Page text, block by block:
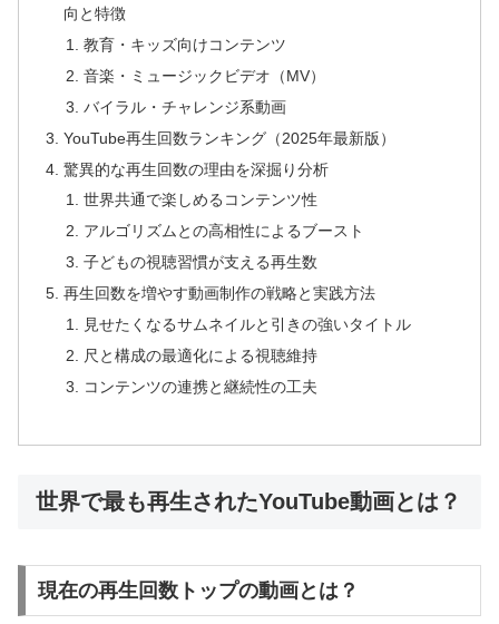
向と特徴
教育・キッズ向けコンテンツ
音楽・ミュージックビデオ（MV）
バイラル・チャレンジ系動画
YouTube再生回数ランキング（2025年最新版）
驚異的な再生回数の理由を深掘り分析
世界共通で楽しめるコンテンツ性
アルゴリズムとの高相性によるブースト
子どもの視聴習慣が支える再生数
再生回数を増やす動画制作の戦略と実践方法
見せたくなるサムネイルと引きの強いタイトル
尺と構成の最適化による視聴維持
コンテンツの連携と継続性の工夫
世界で最も再生されたYouTube動画とは？
現在の再生回数トップの動画とは？